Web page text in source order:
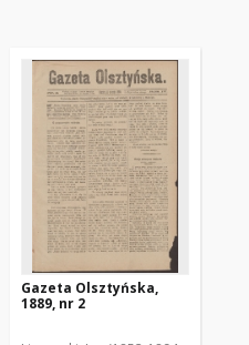
Gazeta Olsztyńska,
1889, nr 2